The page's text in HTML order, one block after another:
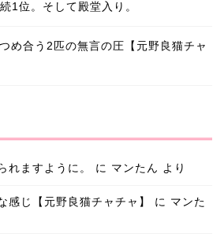
1位。そして殿堂入り。
め合う2匹の無言の圧【元野良猫チャ
れますように。 に マンたん より
感じ【元野良猫チャチャ】 に マンた